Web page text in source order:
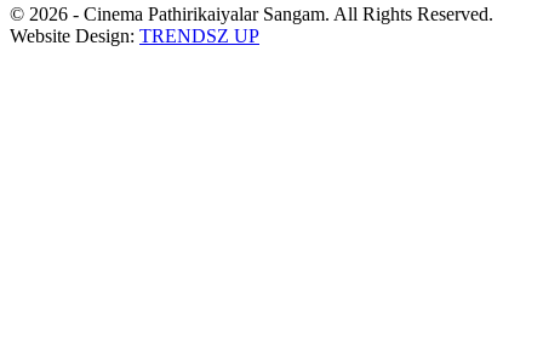
© 2026 - Cinema Pathirikaiyalar Sangam. All Rights Reserved.
Website Design: TRENDSZ UP